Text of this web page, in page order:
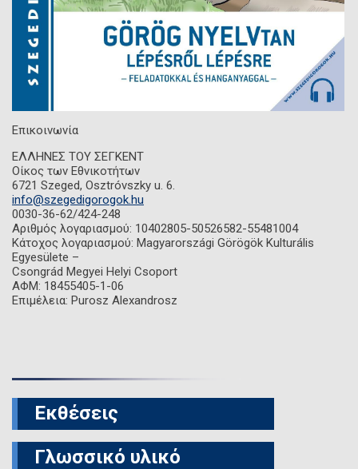
Επικοινωνία
ΕΛΛΗΝΕΣ ΤΟΥ ΣΕΓΚΕΝΤ
Οίκος των Εθνικοτήτων
6721 Szeged, Osztróvszky u. 6.
info@szegedigorogok.hu
0030-36-62/424-248
Αριθμός λογαριασμού: 10402805-50526582-55481004
Κάτοχος λογαριασμού: Magyarországi Görögök Kulturális
Egyesülete –
Csongrád Megyei Helyi Csoport
ΑΦΜ: 18455405-1-06
Επιμέλεια: Purosz Alexandrosz
Εκθέσεις
Γλωσσικό υλικό